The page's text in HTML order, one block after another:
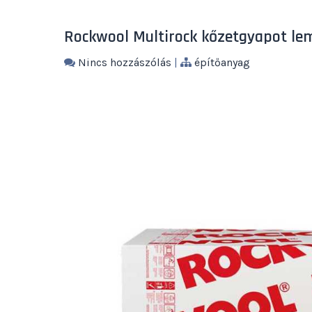
Rockwool Multirock kőzetgyapot
Nincs hozzászólás | építőanyag